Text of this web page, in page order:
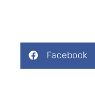
Facebook